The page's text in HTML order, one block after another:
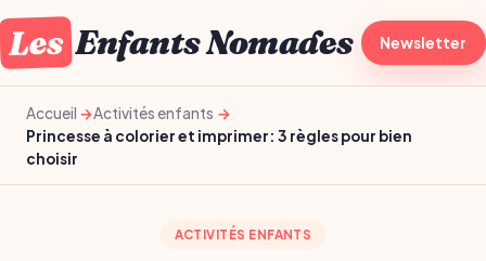
Les Enfants Nomades À la une
Newsletter
Accueil
Activités enfants
Princesse à colorier et imprimer: 3 règles pour bien
choisir
ACTIVITÉS ENFANTS